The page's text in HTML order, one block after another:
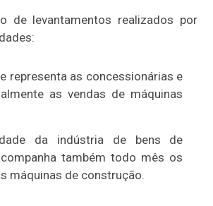
de levantamentos realizados por
representa as concessionárias e
as vendas de máquinas
da indústria de bens de
também todo mês os
máquinas de construção.